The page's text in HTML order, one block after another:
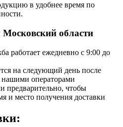
в удобнее время по
области
работает ежедневно с 9:00 до
на следующий день после
нашими операторами
предварительно, чтобы
и место получения доставки